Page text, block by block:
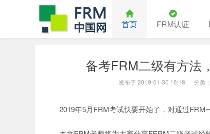
中国FRM
首页 FRM认证
备考FRM二级有方法
发布于 2019-01-30 16:18 分类：
2019年5月FRM考试快要开始了，对通过FRM